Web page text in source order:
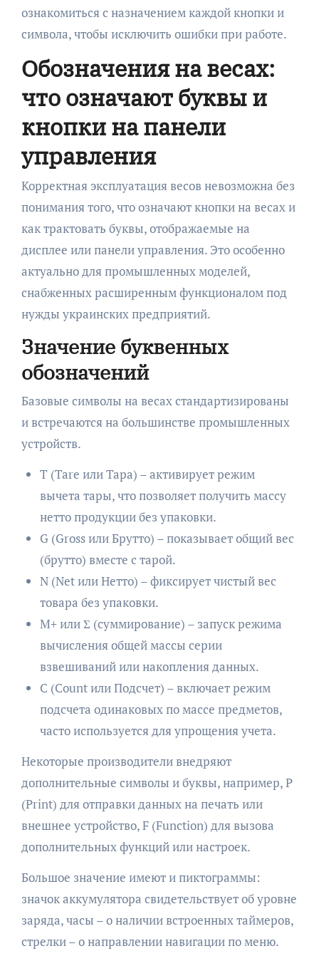
ознакомиться с назначением каждой кнопки и
символа, чтобы исключить ошибки при работе.
Обозначения на весах:
что означают буквы и
кнопки на панели
управления
Корректная эксплуатация весов невозможна без
понимания того, что означают кнопки на весах и
как трактовать буквы, отображаемые на
дисплее или панели управления. Это особенно
актуально для промышленных моделей,
снабженных расширенным функционалом под
нужды украинских предприятий.
Значение буквенных
обозначений
Базовые символы на весах стандартизированы
и встречаются на большинстве промышленных
устройств.
T (Tare или Тара) – активирует режим
вычета тары, что позволяет получить массу
нетто продукции без упаковки.
G (Gross или Брутто) – показывает общий вес
(брутто) вместе с тарой.
N (Net или Нетто) – фиксирует чистый вес
товара без упаковки.
M+ или Σ (суммирование) – запуск режима
вычисления общей массы серии
взвешиваний или накопления данных.
C (Count или Подсчет) – включает режим
подсчета одинаковых по массе предметов,
часто используется для упрощения учета.
Некоторые производители внедряют
дополнительные символы и буквы, например, P
(Print) для отправки данных на печать или
внешнее устройство, F (Function) для вызова
дополнительных функций или настроек.
Большое значение имеют и пиктограммы:
значок аккумулятора свидетельствует об уровне
заряда, часы – о наличии встроенных таймеров,
стрелки – о направлении навигации по меню.